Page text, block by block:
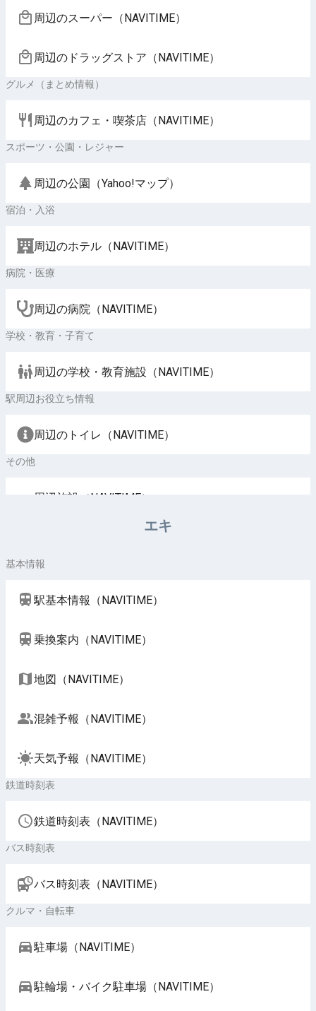
周辺のスーパー（NAVITIME）
周辺のドラッグストア（NAVITIME）
グルメ（まとめ情報）
周辺のカフェ・喫茶店（NAVITIME）
スポーツ・公園・レジャー
周辺の公園（Yahoo!マップ）
宿泊・入浴
周辺のホテル（NAVITIME）
病院・医療
周辺の病院（NAVITIME）
学校・教育・子育て
周辺の学校・教育施設（NAVITIME）
駅周辺お役立ち情報
周辺のトイレ（NAVITIME）
その他
周辺施設（NAVITIME）
エキ
基本情報
駅基本情報（NAVITIME）
乗換案内（NAVITIME）
地図（NAVITIME）
混雑予報（NAVITIME）
天気予報（NAVITIME）
鉄道時刻表
鉄道時刻表（NAVITIME）
バス時刻表
バス時刻表（NAVITIME）
クルマ・自転車
駐車場（NAVITIME）
駐輪場・バイク駐車場（NAVITIME）